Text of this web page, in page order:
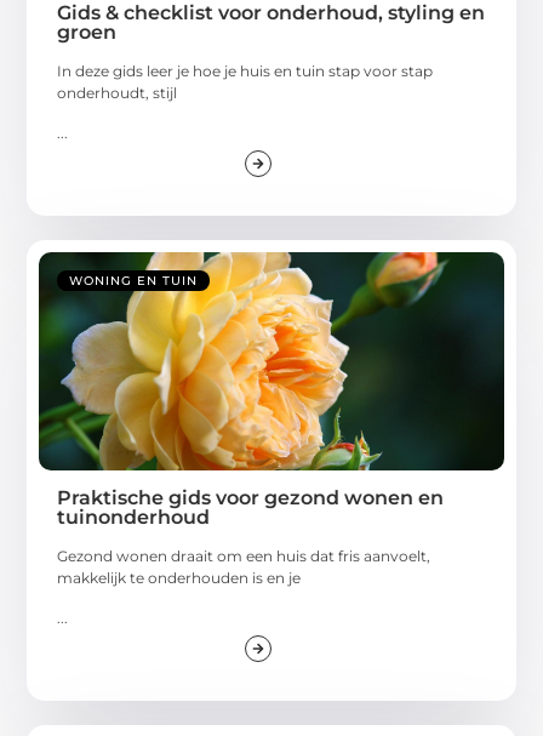
Gids & checklist voor onderhoud, styling en
groen
In deze gids leer je hoe je huis en tuin stap voor stap
onderhoudt, stijl
WONING EN TUIN
Praktische gids voor gezond wonen en
tuinonderhoud
Gezond wonen draait om een huis dat fris aanvoelt,
makkelijk te onderhouden is en je